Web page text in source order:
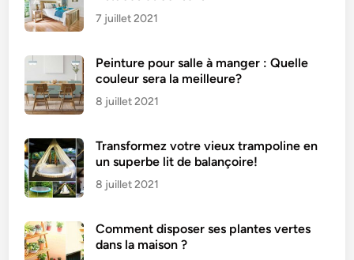
7 juillet 2021
Peinture pour salle à manger : Quelle
couleur sera la meilleure?
8 juillet 2021
Transformez votre vieux trampoline en
un superbe lit de balançoire!
8 juillet 2021
Comment disposer ses plantes vertes
dans la maison ?